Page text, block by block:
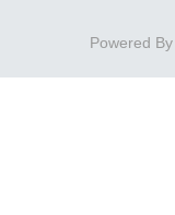
Powered By